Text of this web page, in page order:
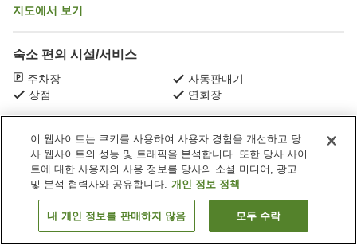
지도에서 보기
숙소 편의 시설/서비스
주차장
자동판매기
상점
연회장
일본 효고 다쓰노 Kamome (Shinmaiko)
객실 보기
이 웹사이트는 쿠키를 사용하여 사용자 경험을 개선하고 당
사 웹사이트의 성능 및 트래픽을 분석합니다. 또한 당사 사이
트에 대한 사용자의 사용 정보를 당사의 소셜 미디어, 광고
및 분석 협력사와 공유합니다. 개인 정보 정책
내 개인 정보를 판매하지 않음 모두 수락